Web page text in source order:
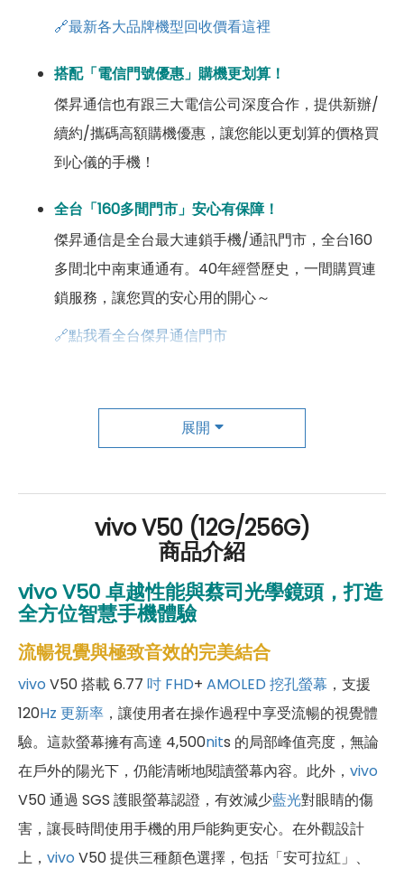
🔗最新各大品牌機型回收價看這裡
搭配「電信門號優惠」購機更划算！
傑昇通信也有跟三大電信公司深度合作，提供新辦/
續約/攜碼高額購機優惠，讓您能以更划算的價格買
到心儀的手機！
全台「160多間門市」安心有保障！
傑昇通信是全台最大連鎖手機/通訊門市，全台160
多間北中南東通通有。40年經營歷史，一間購買連
鎖服務，讓您買的安心用的開心～
🔗點我看全台傑昇通信門市
傑昇尊榮會員除了可以「消費集點兌換商品」，每半
年還有「200元配件購物金」，每年再送「VIP生日
展開
vivo V50 (12G/256G)
商品介紹
vivo V50 卓越性能與蔡司光學鏡頭，打造
全方位智慧手機體驗
流暢視覺與極致音效的完美結合
vivo V50 搭載 6.77 吋 FHD+ AMOLED 挖孔螢幕 ，支援
120Hz 更新率 ，讓使用者在操作過程中享受流暢的視覺體
驗。這款螢幕擁有高達 4,500nits 的局部峰值亮度，無論
在戶外的陽光下，仍能清晰地閱讀螢幕內容。此外， vivo
V50 通過 SGS 護眼螢幕認證，有效減少藍光對眼睛的傷
害，讓長時間使用手機的用戶能夠更安心。在外觀設計
上， vivo V50 提供三種顏色選擇，包括「安可拉紅」、